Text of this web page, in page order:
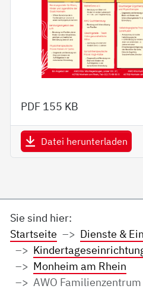
PDF 155 KB
Datei herunterladen
Sie sind hier:
Startseite
Dienste &
Monheim am Rhein
AWO